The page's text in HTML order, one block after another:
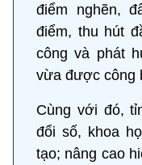
điểm nghẽn,
điểm, thu hút
công và phát
vừa được công
Cùng với đó,
đổi số, khoa
tạo; nâng cao